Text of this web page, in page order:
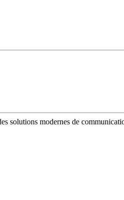
solutions modernes de